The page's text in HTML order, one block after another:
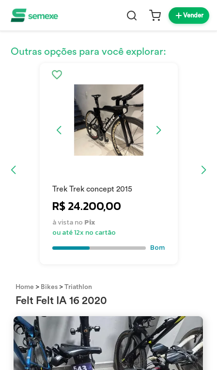
Vender
Outras opções para você explorar:
Trek Trek concept 2015
R$ 24.200,00
à vista no Pix
ou até 12x no cartão
Bom
Home > Bikes >Triathlon
Felt Felt IA 16 2020